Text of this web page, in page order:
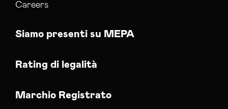
Careers
Siamo presenti su MEPA
Rating di legalità
Marchio Registrato